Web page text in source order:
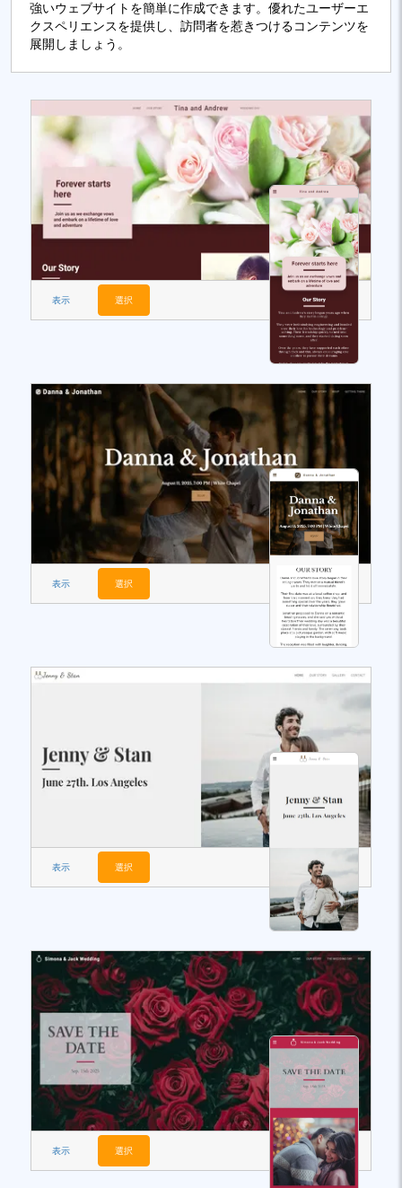
強いウェブサイトを簡単に作成できます。優れたユーザーエ
クスペリエンスを提供し、訪問者を惹きつけるコンテンツを
展開しましょう。
表示 選択
表示 選択
表示 選択
表示 選択